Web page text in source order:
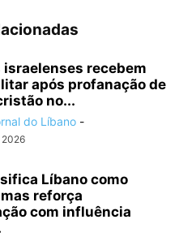
israelenses recebem
após profanação de
no...
do Líbano -
2026
Líbano como
reforça
com influência